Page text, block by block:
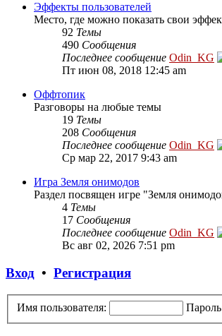
Эффекты пользователей
Место, где можно показать свои
92 Темы
490 Сообщения
Последнее сообщение Odin_KG
Пт июн 08, 2018 12:45 am
Оффтопик
Разговоры на любые темы
19 Темы
208 Сообщения
Последнее сообщение Odin_KG
Ср мар 22, 2017 9:43 am
Игра Земля онимодов
Раздел посвящен игре "Земля
4 Темы
17 Сообщения
Последнее сообщение Odin_KG
Вс авг 02, 2026 7:51 pm
Вход • Регистрация
Имя пользователя: